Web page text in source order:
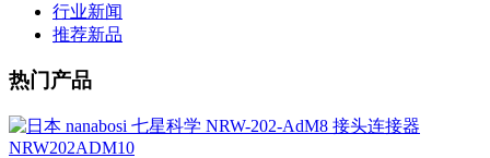
行业新闻
推荐新品
热门产品